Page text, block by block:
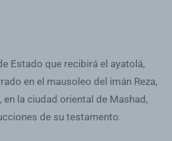
Estado que recibirá el ayatolá,
en el mausoleo del imán Reza,
la ciudad oriental de Mashad,
de su testamento.